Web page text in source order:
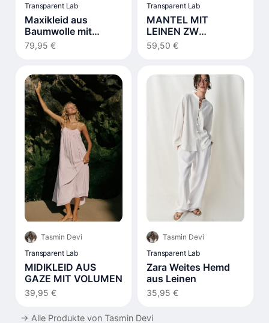
Transparent Lab
Maxikleid aus
Baumwolle mit
Schnürdetail Weiß
79,95 €
Transparent Lab
MANTEL MIT
LEINEN ZW
COLLECTION
59,50 €
Tasmin Devi
Transparent Lab
MIDIKLEID AUS
GAZE MIT VOLUMEN
39,95 €
Tasmin Devi
Transparent Lab
Zara Weites Hemd
aus Leinen
35,95 €
→ Alle Produkte von Tasmin Devi